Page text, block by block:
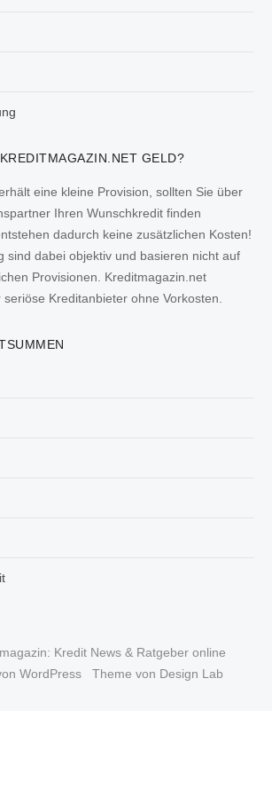
GELD?
eine kleine Provision, sollten Sie über
Ihren Wunschkredit finden
dadurch keine zusätzlichen Kosten!
sind dabei objektiv und basieren nicht auf
Provisionen. Kreditmagazin.net
Kreditanbieter ohne Vorkosten.
Kredit News & Ratgeber online
WordPress
Theme von Design Lab